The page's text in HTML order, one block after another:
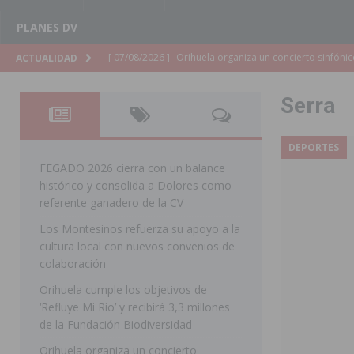
PLANES DV
ACTUALIDAD [ 07/08/2026 ] El Ayuntamiento de Almoradí mejora
[ 07/08/2026 ]
Educación destina 1,2 millones
[ 07/08/2026 ] La Policía Nacional desarticula un
clonación de llaves electrónicas
[ 07/08/2026 ] Torrevieja impulsa el empleo con la
[ 07/08/2026 ] Raiguero de Bonanza alerta del riesgo
[ 07/08/2026 ]
[ 07/08/2026 ] Benferri ya se prepara para dar
Serra
DEPORTES
FEGADO 2026 cierra con un balance
histórico y consolida a Dolores como
referente ganadero de la CV
Los Montesinos refuerza su apoyo a la
cultura local con nuevos convenios de
colaboración
Orihuela cumple los objetivos de
‘Refluye Mi Río’ y recibirá 3,3 millones
de la Fundación Biodiversidad
Orihuela organiza un concierto